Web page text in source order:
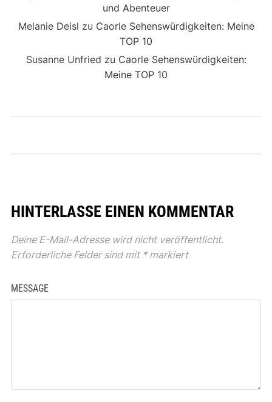
und Abenteuer
Melanie Deisl zu Caorle Sehenswürdigkeiten: Meine
TOP 10
Susanne Unfried zu Caorle Sehenswürdigkeiten:
Meine TOP 10
HINTERLASSE EINEN KOMMENTAR
Deine E-Mail-Adresse wird nicht veröffentlicht.
Erforderliche Felder sind mit *markiert
MESSAGE